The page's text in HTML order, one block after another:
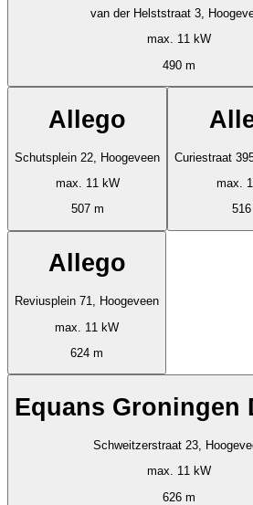
van der Helststraat 3,
max. 11 kW
490 m
Allego
Schutsplein 22, Hoogeveen
max. 11 kW
507 m
Curiestraat
max.
Allego
Reviusplein 71, Hoogeveen
max. 11 kW
624 m
Equans Groningen
Schweitzerstraat 23,
max. 11 kW
626 m